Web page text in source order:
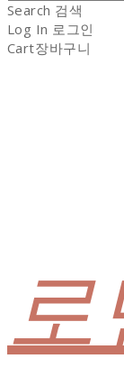
Search 검색
Log In 로그인
Cart장바구니